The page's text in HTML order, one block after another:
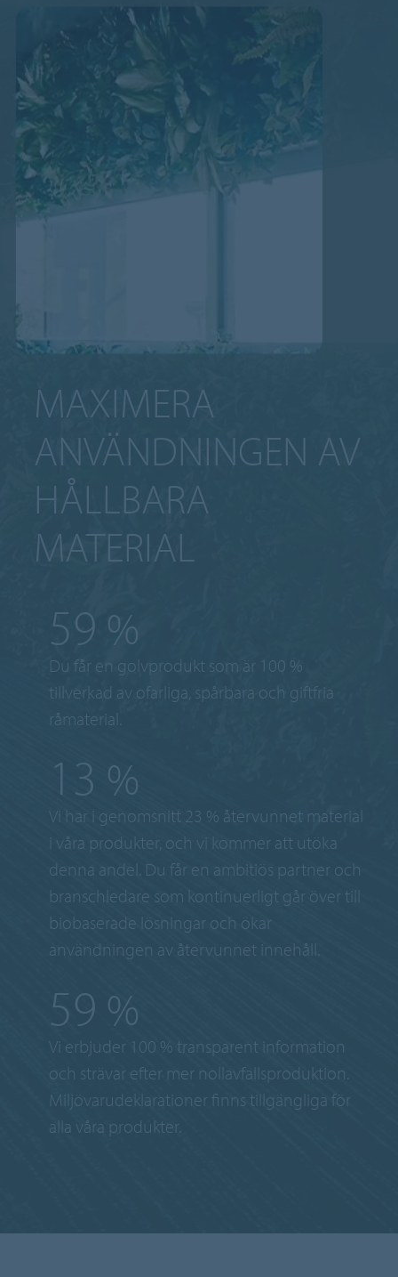
MAXIMERA
ANVÄNDNINGEN AV
HÅLLBARA
MATERIAL
100%
Du får en golvprodukt som är 100 %
tillverkad av ofarliga, spårbara och giftfria
råmaterial.
23 %
Vi har i genomsnitt 23 % återvunnet material
i våra produkter, och vi kommer att utöka
denna andel. Du får en ambitiös partner och
branschledare som kontinuerligt går över till
biobaserade lösningar och ökar
användningen av återvunnet innehåll.
100%
Vi erbjuder 100 % transparent information
och strävar efter mer nollavfallsproduktion.
Miljövarudeklarationer finns tillgängliga för
alla våra produkter.